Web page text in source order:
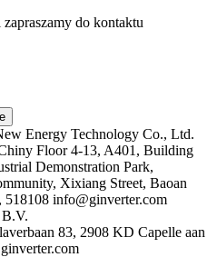
do kontaktu
Energy Technology Co., Ltd.
Floor 4-13, A401, Building
Demonstration Park,
Xixiang Street, Baoan
518108 info@ginverter.com
83, 2908 KD Capelle aan